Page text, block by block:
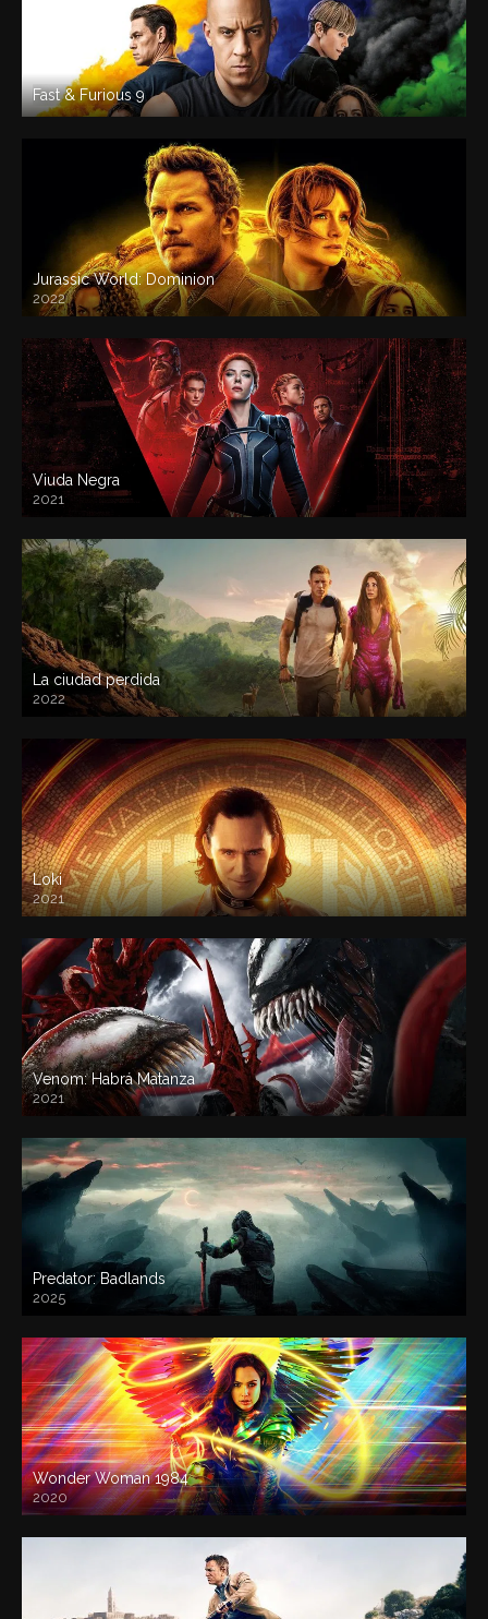
Fast & Furious 9
Jurassic World: Dominion
2022
Viuda Negra
2021
La ciudad perdida
2022
Loki
2021
Venom: Habrá Matanza
2021
Predator: Badlands
2025
Wonder Woman 1984
2020